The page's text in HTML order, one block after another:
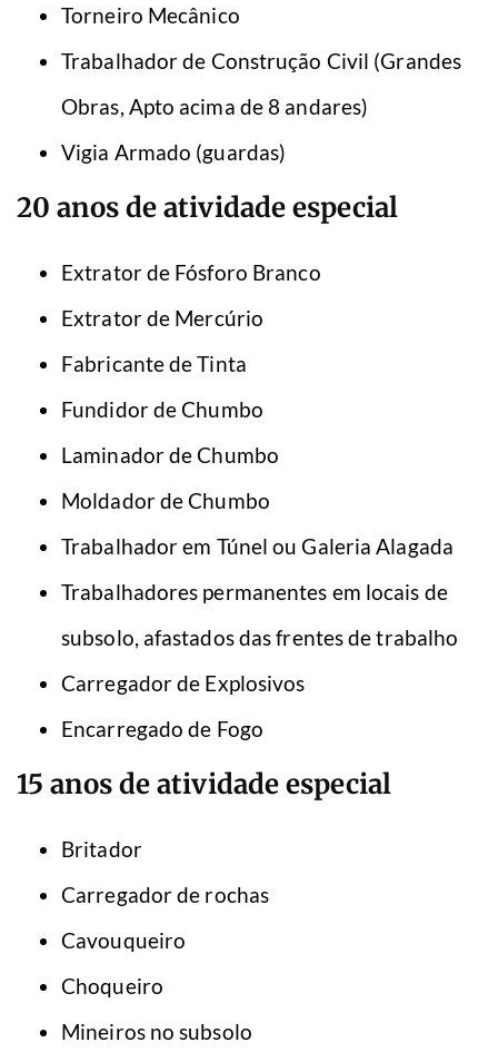
Torneiro Mecânico
Trabalhador de Construção Civil (Grandes
Obras, Apto acima de 8 andares)
Vigia Armado (guardas)
20 anos de atividade especial
Extrator de Fósforo Branco
Extrator de Mercúrio
Fabricante de Tinta
Fundidor de Chumbo
Laminador de Chumbo
Moldador de Chumbo
Trabalhador em Túnel ou Galeria Alagada
Trabalhadores permanentes em locais de
subsolo, afastados das frentes de trabalho
Carregador de Explosivos
Encarregado de Fogo
15 anos de atividade especial
Britador
Carregador de rochas
Cavouqueiro
Choqueiro
Mineiros no subsolo